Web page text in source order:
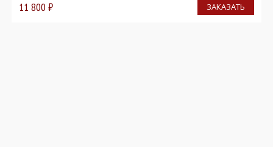
11 800 ₽ ЗАКАЗАТЬ